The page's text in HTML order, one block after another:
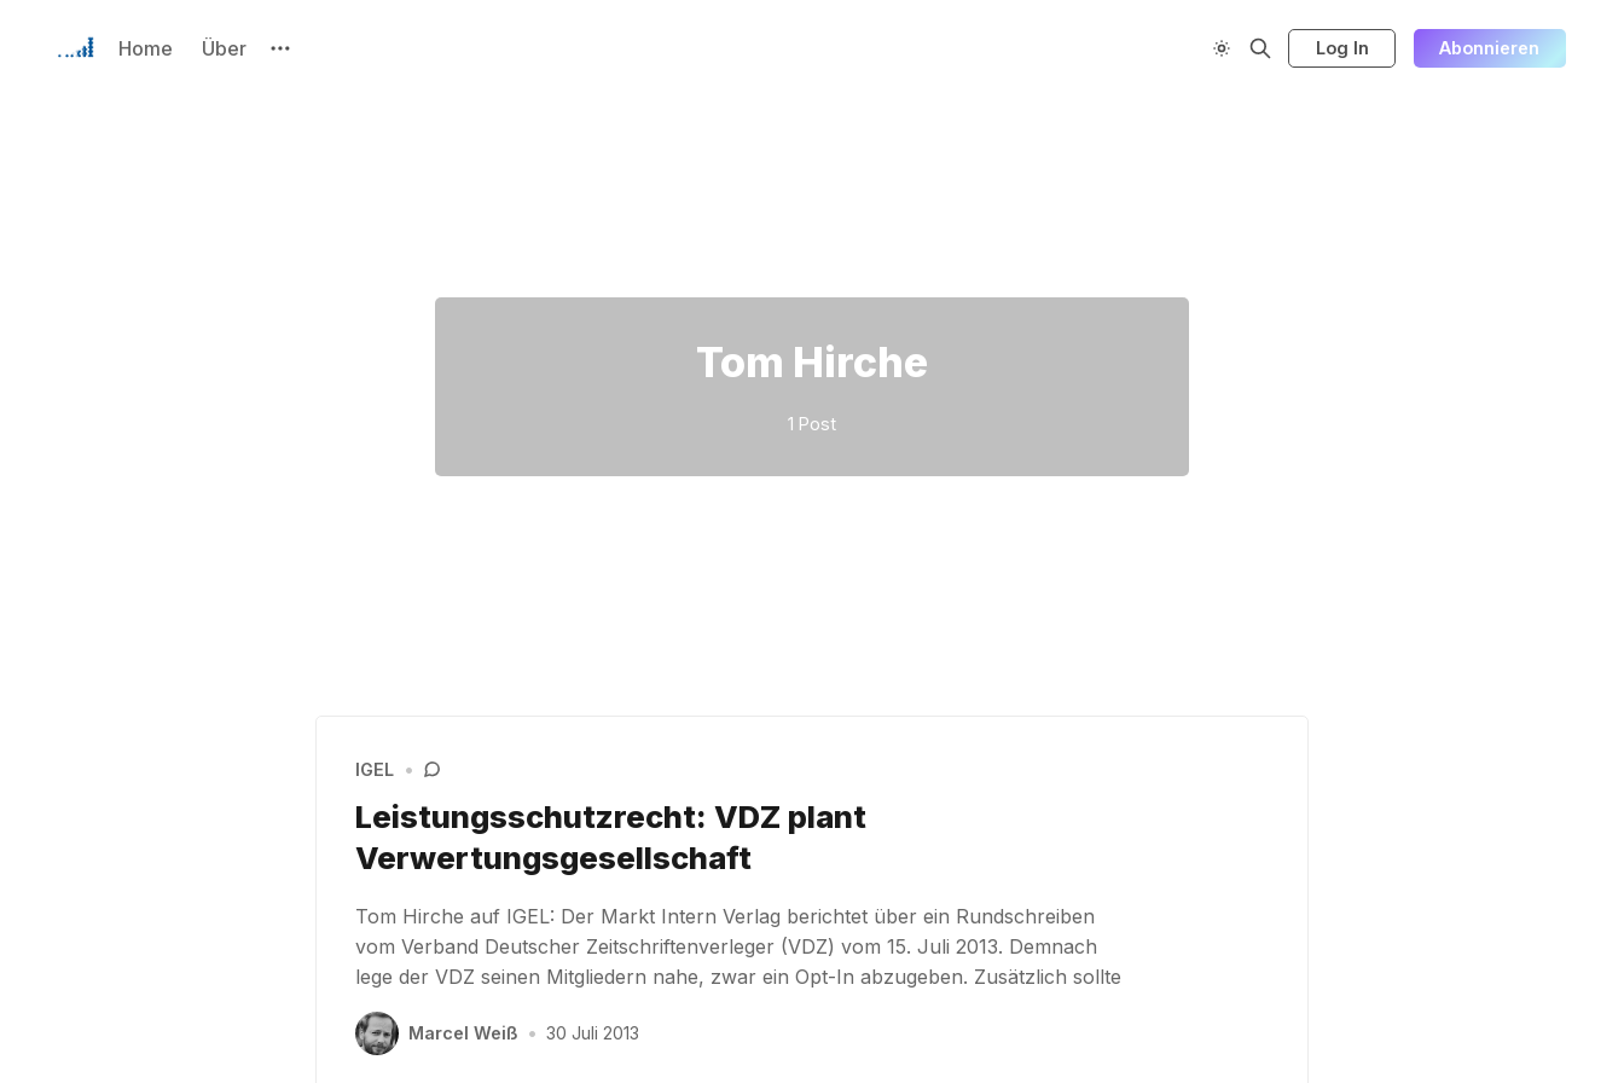
Home Über Log In Abonnieren
Tom Hirche
1 Post
IGEL •
Leistungsschutzrecht: VDZ plant
Verwertungsgesellschaft
Tom Hirche auf IGEL: Der Markt Intern Verlag berichtet über ein Rundschreiben
vom Verband Deutscher Zeitschriftenverleger (VDZ) vom 15. Juli 2013. Demnach
lege der VDZ seinen Mitgliedern nahe, zwar ein Opt-In abzugeben. Zusätzlich sollte
Marcel Weiß • 30 Juli 2013